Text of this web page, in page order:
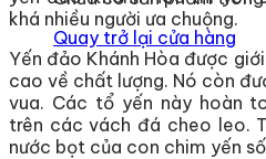
Quay trở lại cửa hàng
khá nhiều người ưa chuộng.
Yến đảo Khánh Hòa được
cao về chất lượng. Nó còn
vua. Các tổ yến này hoàn
trên các vách đá cheo leo.
nước bọt của con chim yến